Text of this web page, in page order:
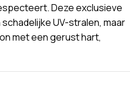
Deze exclusieve
UV-stralen, maar
met een gerust hart,